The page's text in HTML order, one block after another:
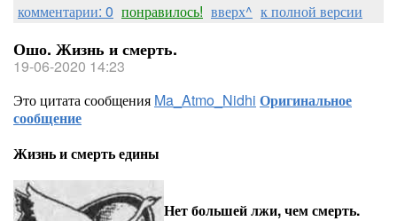
комментарии: 0 понравилось! вверх^ к полной версии
Ошо. Жизнь и смерть.
19-06-2020 14:23
Это цитата сообщения Ma_Atmo_Nidhi Оригинальное
сообщение
Жизнь и смерть едины
Нет большей лжи, чем смерть.